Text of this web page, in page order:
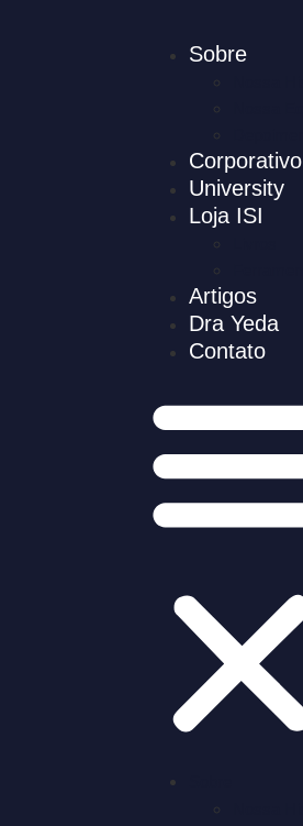
Sobre
Corporativo
University
Loja ISI
Artigos
Dra Yeda
Contato